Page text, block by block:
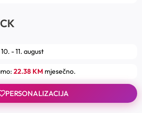
- 11. august
22.38 KM mjesečno.
PERSONALIZACIJA